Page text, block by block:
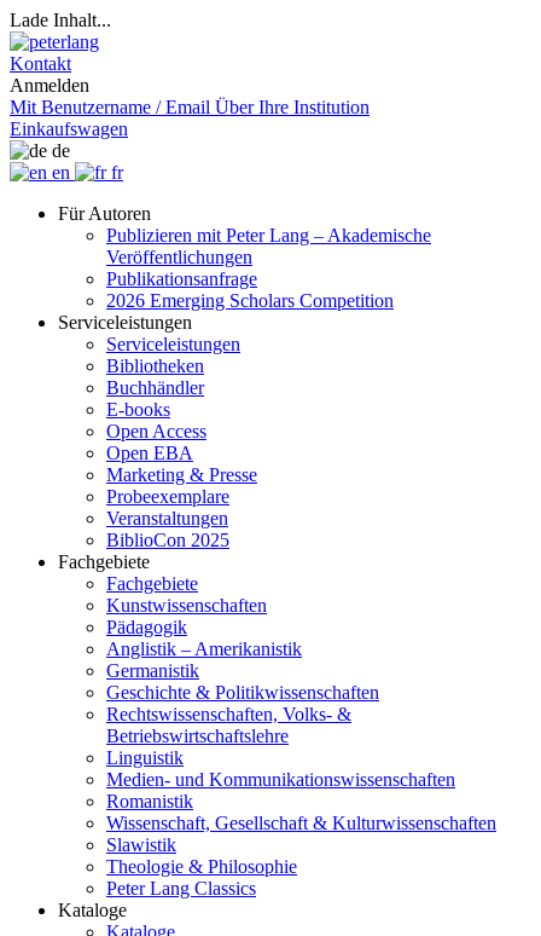
Lade Inhalt...
Kontakt
Anmelden
Mit Benutzername / Email Über Ihre Institution
Einkaufswagen
de
en
fr
Für Autoren
Publizieren mit Peter Lang – Akademische
Veröffentlichungen
Publikationsanfrage
2026 Emerging Scholars Competition
Serviceleistungen
Serviceleistungen
Bibliotheken
Buchhändler
E-books
Open Access
Open EBA
Marketing & Presse
Probeexemplare
Veranstaltungen
BiblioCon 2025
Fachgebiete
Fachgebiete
Kunstwissenschaften
Pädagogik
Anglistik – Amerikanistik
Germanistik
Geschichte & Politikwissenschaften
Rechtswissenschaften, Volks- &
Betriebswirtschaftslehre
Linguistik
Medien- und Kommunikationswissenschaften
Romanistik
Wissenschaft, Gesellschaft & Kulturwissenschaften
Slawistik
Theologie & Philosophie
Peter Lang Classics
Kataloge
Kataloge